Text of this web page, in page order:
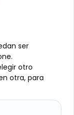
de
de textura
ideales para
o
del día.
ser
otro
otra, para
ser
otro
otra, para